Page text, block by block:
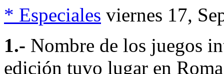
* Especiales viernes 17,
1.- Nombre de los juegos
edición tuvo lugar en